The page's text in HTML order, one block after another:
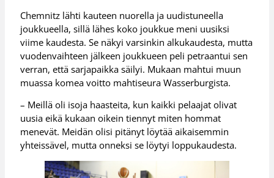
Chemnitz lähti kauteen nuorella ja uudistuneella
joukkueella, sillä lähes koko joukkue meni uusiksi
viime kaudesta. Se näkyi varsinkin alkukaudesta, mutta
vuodenvaihteen jälkeen joukkueen peli petraantui sen
verran, että sarjapaikka säilyi. Mukaan mahtui muun
muassa komea voitto mahtiseura Wasserburgista.
– Meillä oli isoja haasteita, kun kaikki pelaajat olivat
uusia eikä kukaan oikein tiennyt miten hommat
menevät. Meidän olisi pitänyt löytää aikaisemmin
yhteissävel, mutta onneksi se löytyi loppukaudesta.